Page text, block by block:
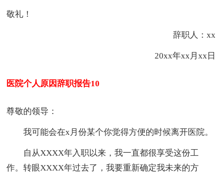
敬礼！
辞职人：xx
20xx年xx月xx日
医院个人原因辞职报告10
尊敬的领导：
我可能会在x月份某个你觉得方便的时候离开医院。
自从XXXX年入职以来，我一直都很享受这份工
作。转眼XXXX年过去了，我要重新确定我未来的方